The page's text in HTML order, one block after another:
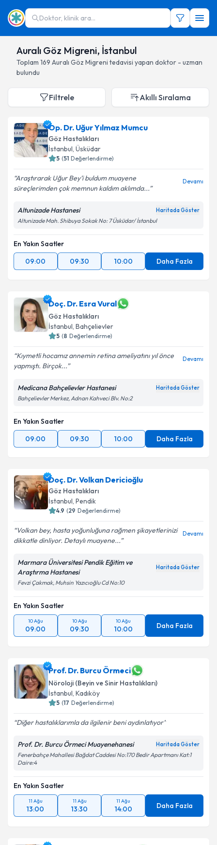
Doktor, klinik ara...
Auralı Göz Migreni, İstanbul
Toplam 169 Auralı Göz Migreni tedavisi yapan doktor - uzman
bulundu
Filtrele Akıllı Sıralama
Op. Dr. Uğur Yılmaz Mumcu
Göz Hastalıkları
İstanbul, Üsküdar
5 (51 Değerlendirme)
Araştırarak Uğur Bey’i buldum muayene
süreçlerimden çok memnun kaldım aklımda...
Devamı
Altunizade Hastanesi Haritada Göster
Altunizade Mah. Shibuya Sokak No: 7 Üsküdar/ İstanbul
En Yakın Saatler
09:00
09:30 10:00 Daha Fazla
Doç. Dr. Esra Vural
Göz Hastalıkları
İstanbul, Bahçelievler
5 (8 Değerlendirme)
Kıymetli hocamız annemin retina ameliyatını yıl önce
yapmıştı. Birçok...
Devamı
Medicana Bahçelievler Hastanesi Haritada Göster
Bahçelievler Merkez, Adnan Kahveci Blv. No:2
En Yakın Saatler
09:00
09:30 10:00 Daha Fazla
Doç. Dr. Volkan Dericioğlu
Göz Hastalıkları
İstanbul, Pendik
4.9 (29 Değerlendirme)
Volkan bey, hasta yoğunluğuna rağmen şikayetlerinizi
dikkatle dinliyor. Detaylı muayene...
Devamı
Marmara Üniversitesi Pendik Eğitim ve
Araştırma Hastanesi
Haritada Göster
Fevzi Çakmak, Muhsin Yazıcıoğlu Cd No:10
En Yakın Saatler
10 Ağu
09:00
10 Ağu
09:30
10 Ağu
10:00 Daha Fazla
Prof. Dr. Burcu Örmeci
Nöroloji (Beyin ve Sinir Hastalıkları)
İstanbul, Kadıköy
5 (17 Değerlendirme)
Diğer hastalıklarımla da ilgilenir beni aydınlatıyor
Prof. Dr. Burcu Örmeci Muayenehanesi Haritada Göster
Fenerbahçe Mahallesi Bağdat Caddesi No:170 Bedir Apartmanı Kat:1
Daire:4
En Yakın Saatler
11 Ağu
13:00
11 Ağu
13:30
11 Ağu
14:00 Daha Fazla